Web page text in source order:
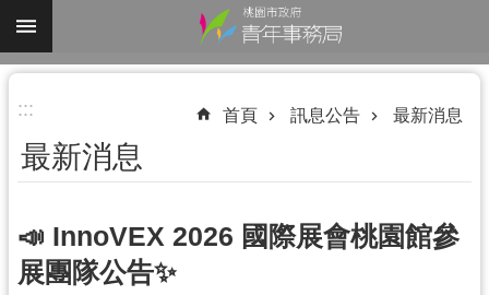
跳到主要內容區塊
進
搜
尋
認
::: 首頁 訊息公告 最新消息
最新消息
📣 InnoVEX 2026 國際展會桃園館參
展團隊公告✨